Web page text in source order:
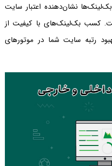
نشان‌دهنده اعتبار سایت
کسب بک‌لینک‌های با کیفیت از
رتبه سایت شما در موتورهای